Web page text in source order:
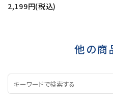
2,199円(税込)
他の商